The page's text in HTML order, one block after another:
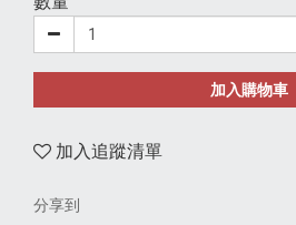
加入購物車
加入追蹤清單
分享到